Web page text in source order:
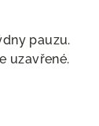
pauzu.
uzavřené.